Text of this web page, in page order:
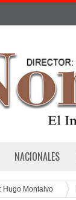
NACIONALES
Hugo Montalvo